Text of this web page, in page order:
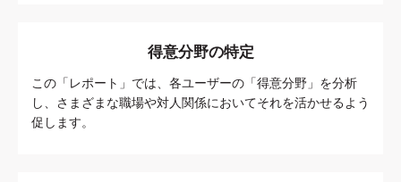
得意分野の特定
この「レポート」では、各ユーザーの「得意分野」を分析
し、さまざまな職場や対人関係においてそれを活かせるよう
促します。